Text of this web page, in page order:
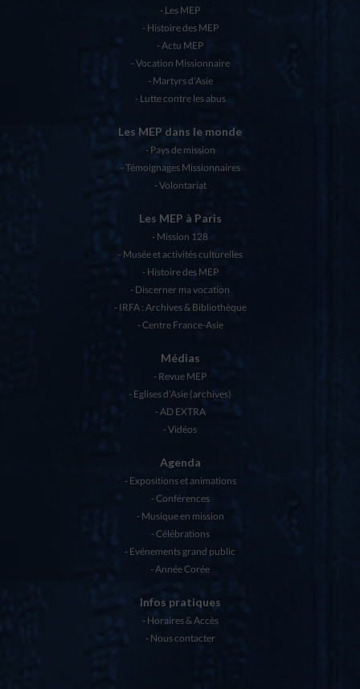
Les MEP
Histoire des MEP
Actu MEP
Vocation Missionnaire
Martyrs d’Asie
Lutte contre les abus
Les MEP dans le monde
Pays de mission
Témoignages Missionnaires
Volontariat
Les MEP à Paris
Mission 128
Musée et activités culturelles
Histoire des MEP
Discerner ma vocation
IRFA : Archives & Bibliothèque
Centre France-Asie
Médias
Revue MEP
Eglises d’Asie (archives)
AD EXTRA
Vidéos
Agenda
Expositions et animations
Conférences
Musique en mission
Célébrations
Evénements grand public
Année Corée
Infos pratiques
Horaires & Accès
Nous contacter